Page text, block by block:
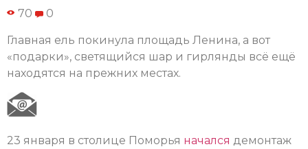
70 0
Главная ель покинула площадь Ленина, а вот
«подарки», светящийся шар и гирлянды всё ещё
находятся на прежних местах.
23 января в столице Поморья начался демонтаж